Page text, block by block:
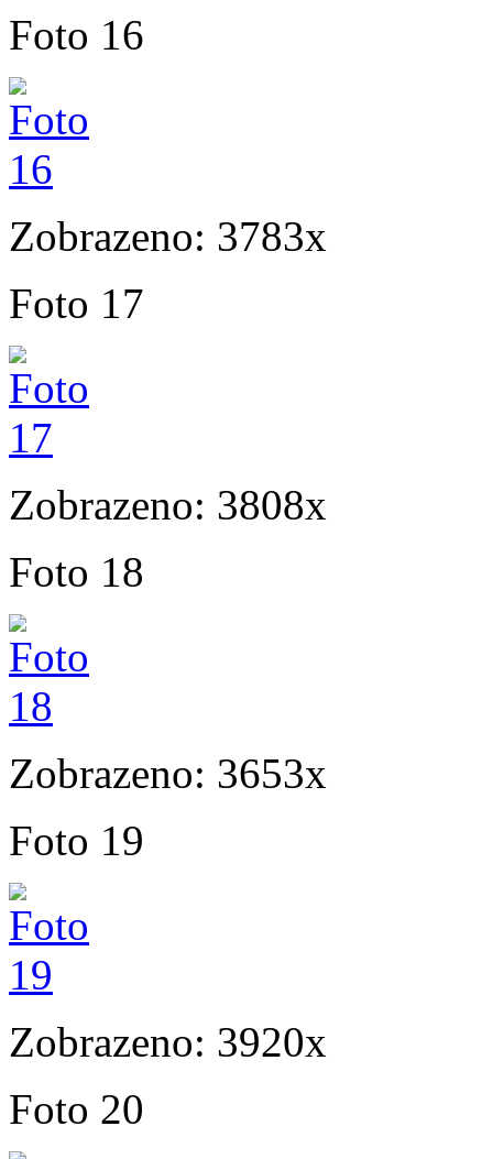
Foto 16
Zobrazeno: 3783x
Foto 17
Zobrazeno: 3808x
Foto 18
Zobrazeno: 3653x
Foto 19
Zobrazeno: 3920x
Foto 20